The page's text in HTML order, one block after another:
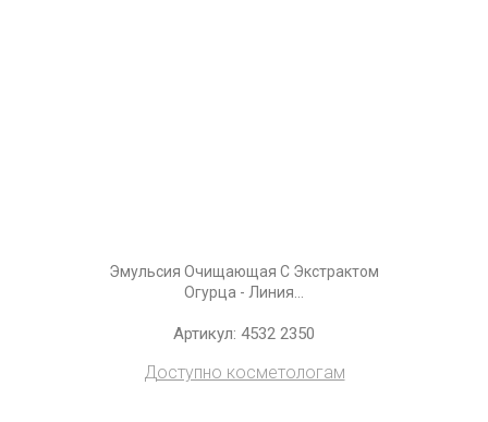
Эмульсия Очищающая С Экстрактом
Огурца - Линия...
Артикул: 4532 2350
Доступно косметологам